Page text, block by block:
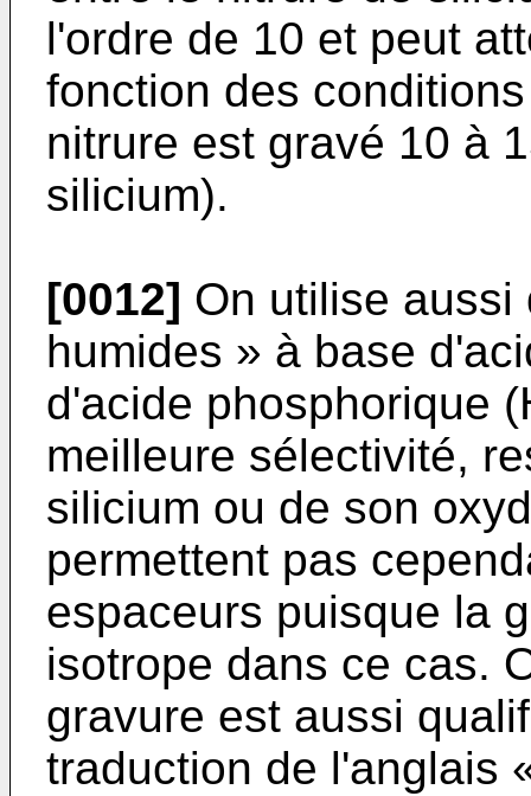
l'ordre de 10 et peut
fonction des
nitrure est gravé 10 à
silicium).
[0012] On utilise aussi
humides » à base
d'acide phosphorique
meilleure sélectivité,
silicium ou de son
permettent pas
espaceurs puisque la
isotrope dans ce cas.
gravure est aussi
traduction de l'anglais